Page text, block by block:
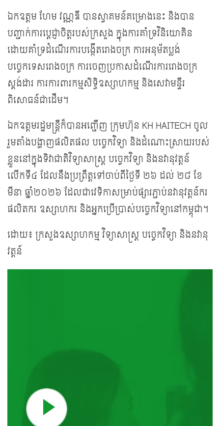
ឯកឧត្តម ហែម វណ្ណឌី បានស្វាគមន៍គម្រោងនេះ និងបាន
បញ្ជាក់ការប្តេជ្ញាចិត្តរបស់ក្រសួង ក្នុងការគាំទ្រវិនិយោគិន
ដោយគាំទ្រដំណើរការបង្កើតរោងចក្រ ការអនុម័តប្លង់
បច្ចេកទេសរោងចក្រ ការចេញប្រកាសដំណើរការរោងចក្រ
ស្តង់ដារ ការការពារកម្មសិទ្ធិឧស្សាហកម្ម និងសេវាមន្ទីរ
ពិសោធន៍ជាដើម។
ឯកឧត្តមរដ្ឋមន្ត្រីក៏បានអញ្ជើញ ក្រុមហ៊ុន KH HAITECH ចូល
រួមតាំងបង្ហាញផលិតផល បច្ចេកវិទ្យា និងដំណោះស្រាយរបស់
ខ្លួននៅក្នុងទិវាជាតិវិទ្យាសាស្ត្រ បច្ចេកវិទ្យា និងនវានុវត្តន៍
លើកទី៤ ដែលនឹងប្រព្រឹត្តទៅចាប់ពីថ្ងៃទី ២៦ ដល់ ២៨ ខែ
មីនា ឆ្នាំ២០២៦ ដែលជាវេទិកាសម្រាប់ផ្សារភ្ជាប់នវានុវត្តន៍ករ
ផលិតករ ឧស្សាហករ និងអ្នកប្រើប្រាស់បច្ចេកវិទ្យានៅកម្ពុជា។
ដោយ៖ ក្រសួងឧស្សាហកម្ម វិទ្យាសាស្ត្រ បច្ចេកវិទ្យា និងនវានុ
វត្តន៍